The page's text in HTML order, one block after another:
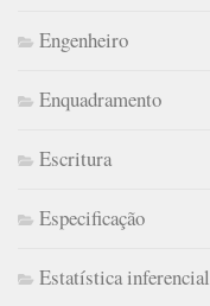
Engenheiro
Enquadramento
Escritura
Especificação
Estatística inferencial